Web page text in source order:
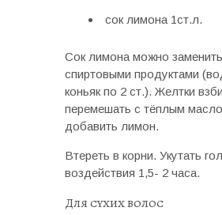
сок лимона 1ст.л.
Сок лимона можно
спиртовыми продуктами
коньяк по 2 ст.). Желтки
перемешать с тёплым
добавить лимон.
Втереть в корни. Укутать
воздействия 1,5- 2 часа.
Для сухих волос